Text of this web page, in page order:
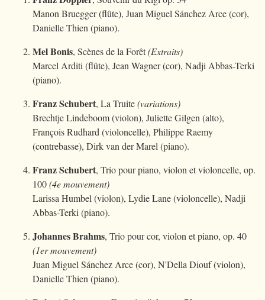
Manon Bruegger (flûte), Juan Miguel Sánchez Arce (cor),
Danielle Thien (piano).
Mel Bonis, Scènes de la Forêt(Extraits)
Marcel Arditi (flûte), Jean Wagner (cor), Nadji Abbas-Terki
(piano).
Franz Schubert, La Truite(variations)
Brechtje Lindeboom (violon), Juliette Gilgen (alto),
François Rudhard (violoncelle), Philippe Raemy
(contrebasse), Dirk van der Marel (piano).
Franz Schubert, Trio pour piano, violon et violoncelle, op.
100(4e mouvement)
Larissa Humbel (violon), Lydie Lane (violoncelle), Nadji
Abbas-Terki (piano).
Johannes Brahms, Trio pour cor, violon et piano, op. 40
(1er mouvement)
Juan Miguel Sánchez Arce (cor), N'Della Diouf (violon),
Danielle Thien (piano).